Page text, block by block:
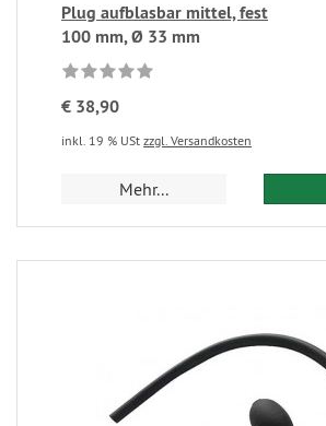
Plug aufblasbar mittel, fest
100 mm, Ø 33 mm
€ 38,90
inkl. 19 % USt zzgl. Versandkosten
Mehr...